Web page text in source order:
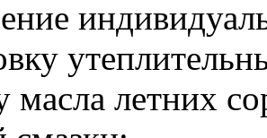
масла летних